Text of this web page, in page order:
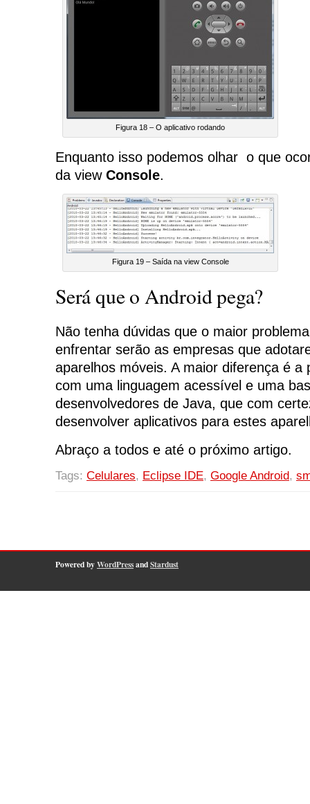
Figura 18 – O aplicativo rodando
Enquanto isso podemos olhar o que
da view Console.
Figura 19 – Saída na view Console
Será que o Android pega?
Não tenha dúvidas que o maior
enfrentar serão as empresas que
aparelhos móveis. A maior diferença é a
com uma linguagem acessível e uma
desenvolvedores de Java, que com
desenvolver aplicativos para estes
Abraço a todos e até o próximo artigo.
Tags: Celulares, Eclipse IDE, Google Android,
Powered byWordPressandStardust